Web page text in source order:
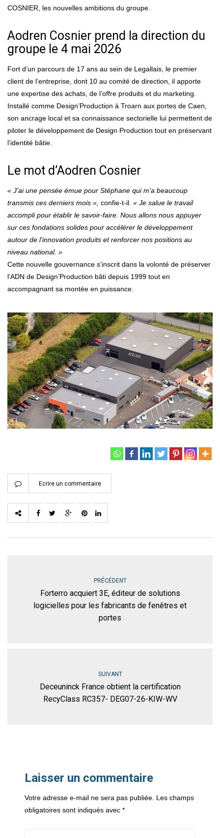
COSNIER, les nouvelles ambitions du groupe.
Aodren Cosnier prend la direction du
groupe le 4 mai 2026
Fort d’un parcours de 17 ans au sein de Legallais, le premier
client de l’entreprise, dont 10 au comité de direction, il apporte
une expertise des achats, de l’offre produits et du marketing.
Installé comme Design’Production à Troarn aux portes de Caen,
son ancrage local et sa connaissance sectorielle lui permettent de
piloter le développement de Design Production tout en préservant
l’identité bâtie.
Le mot d’Aodren Cosnier
« J’ai une pensée émue pour Stéphane qui m’a beaucoup
transmis ces derniers mois », confie-t-il. « Je salue le travail
accompli pour établir le savoir-faire. Nous allons nous appuyer
sur ces fondations solides pour accélérer le développement
autour de l’innovation produits et renforcer nos positions au
niveau national. »
Cette nouvelle gouvernance s’inscrit dans la volonté de préserver
l’ADN de Design’Production bâti depuis 1999 tout en
accompagnant sa montée en puissance.
Ecrire un commentaire
PRÉCÉDENT
Forterro acquiert 3E, éditeur de solutions
logicielles pour les fabricants de fenêtres et
portes
SUIVANT
Deceuninck France obtient la certification
RecyClass RC357- DEG07-26-KIW-WV
Laisser un commentaire
Votre adresse e-mail ne sera pas publiée. Les champs
obligatoires sont indiqués avec *